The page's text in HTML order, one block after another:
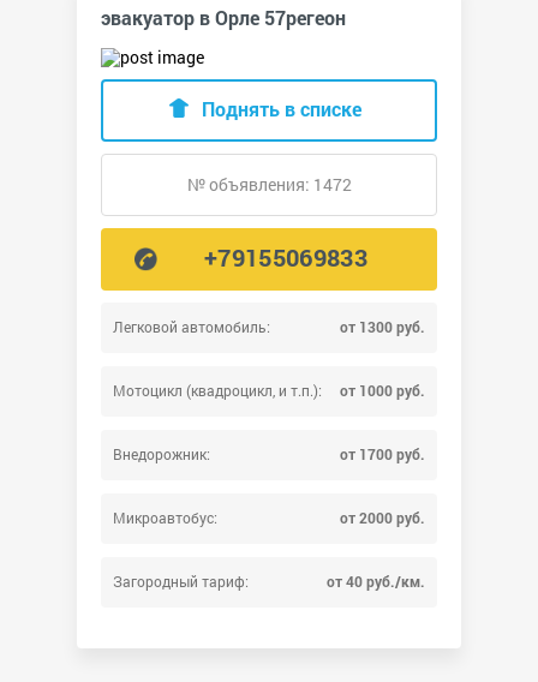
эвакуатор в Орле 57регеон
Легковой автомобиль: от 1300 руб.
Мотоцикл (квадроцикл, и т.п.): от 1000 руб.
Внедорожник: от 1700 руб.
Микроавтобус: от 2000 руб.
Загородный тариф: от 40 руб./км.
Поднять в списке
№ объявления: 1472
+79155069833